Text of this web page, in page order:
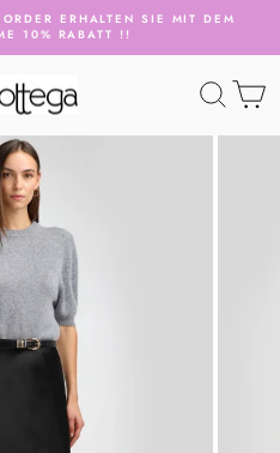
Pause
ERHALTEN SIE MIT DEM
10% RABATT !!